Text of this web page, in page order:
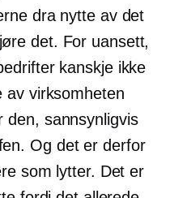
dra nytte av det
det. For uansett,
kanskje ikke
av virksomheten
den, sannsynligvis
Og det er derfor
som lytter. Det er